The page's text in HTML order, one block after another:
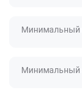
Минимальный
Минимальный